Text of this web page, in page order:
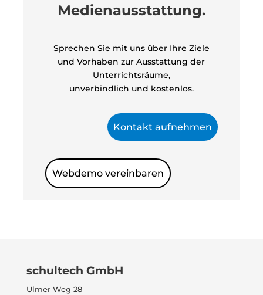
Medienausstattung.
Sprechen Sie mit uns über Ihre Ziele
und Vorhaben zur Ausstattung der
Unterrichtsräume,
unverbindlich und kostenlos.
Kontakt aufnehmen
Webdemo vereinbaren
schultech GmbH
Ulmer Weg 28